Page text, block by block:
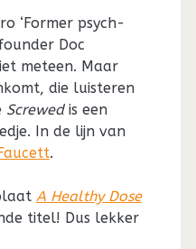
‘Former psych-
Doc
meteen. Maar
die luisteren
Screwedis een
In de lijn van
.
A Healthy Dose
titel! Dus lekker